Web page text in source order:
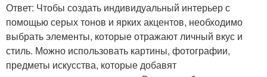
Ответ: Чтобы создать индивидуальный интерьер с
помощью серых тонов и ярких акцентов, необходимо
выбрать элементы, которые отражают личный вкус и
стиль. Можно использовать картины, фотографии,
предметы искусства, которые добавят